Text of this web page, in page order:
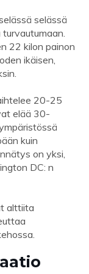
selässä
22 kilon painon
ikäisen,
20-25
elää 30-
kuin
on yksi,
DC: n
alttiita